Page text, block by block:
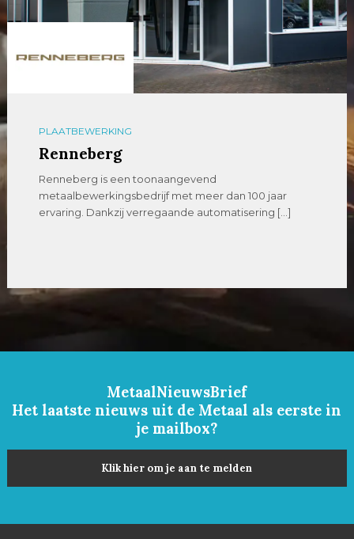
PLAATBEWERKING
Renneberg
Renneberg is een toonaangevend
metaalbewerkingsbedrijf met meer dan 100 jaar
ervaring. Dankzij verregaande automatisering […]
MetaalNieuwsBrief
Het laatste nieuws uit de Metaal als eerste in
je mailbox?
Klik hier om je aan te melden